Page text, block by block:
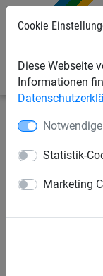
Cookie
Diese Webseite
Informationen
Statistik-
Marketing
Seilspielgeräte
einzeln